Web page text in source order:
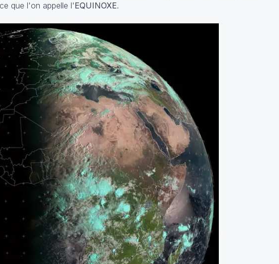
que l'on appelle l'EQUINOXE.